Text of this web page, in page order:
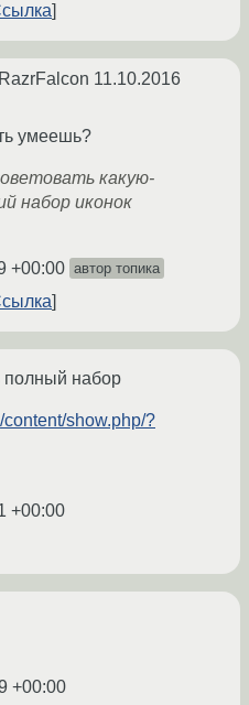
11.10.2016
умеешь?
какую-
набор иконок
+00:00 автор топика
полный набор
content/show.php/?
+00:00
+00:00